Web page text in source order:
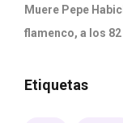
Muere Pepe
flamenco, a los
Etiquetas